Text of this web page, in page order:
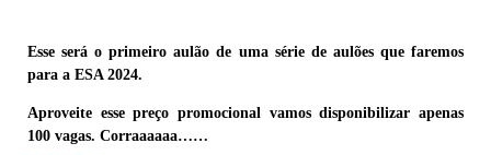
Esse será o primeiro aulão de uma série de aulões que faremos
para a ESA 2024.
Aproveite esse preço promocional vamos disponibilizar apenas
100 vagas. Corraaaaaa……